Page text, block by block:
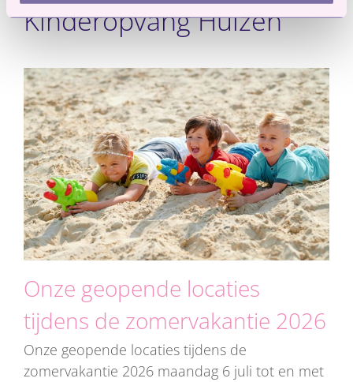
Kinderopvang Huizen
Onze geopende locaties
tijdens de zomervakantie 2026
Onze geopende locaties tijdens de
zomervakantie 2026 maandag 6 juli tot en met